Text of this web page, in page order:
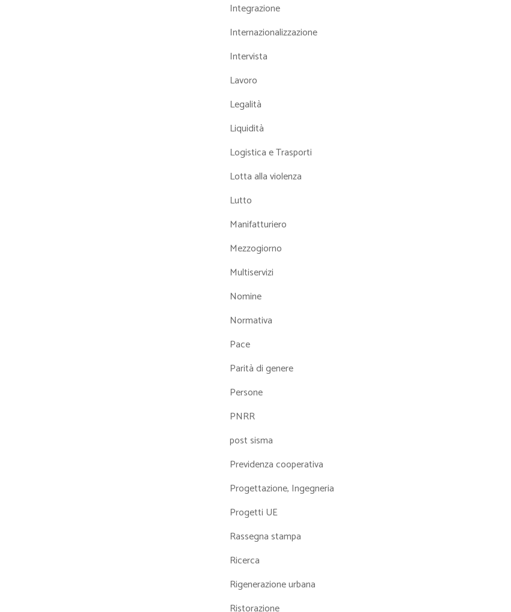
Integrazione
Internazionalizzazione
Intervista
Lavoro
Legalità
Liquidità
Logistica e Trasporti
Lotta alla violenza
Lutto
Manifatturiero
Mezzogiorno
Multiservizi
Nomine
Normativa
Pace
Parità di genere
Persone
PNRR
post sisma
Previdenza cooperativa
Progettazione, Ingegneria
Progetti UE
Rassegna stampa
Ricerca
Rigenerazione urbana
Ristorazione